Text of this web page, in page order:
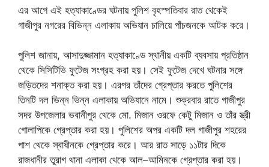
এর আগে এই হত্যাকাণ্ডের ঘটনায় পুলিশ বৃহস্পতিবার রাত থেকেই
গাজীপুর নগরের বিভিন্ন এলাকায় অভিযান চালিয়ে পাঁচজনকে আটক করে।
পুলিশ জানায়, আসাদুজ্জামান হত্যাকাণ্ডে স্থানীয় একটি ব্যবসায় প্রতিষ্ঠান
থেকে সিসিটিভি ফুটেজ সংগ্রহ করা হয়। সেই ফুটেজ দেখে ঘটনার সঙ্গে
জড়িতদের শনাক্ত করা হয়। এরপর তাঁদের গ্রেপ্তার করতে পুলিশের
তিনটি দল ভিন্ন ভিন্ন এলাকায় অভিযানে নামে। শুক্রবার রাতে গাজীপুর
সদর উপজেলার ভবানীপুর থেকে মো. মিজান ওরফে কেটু মিজান ও তাঁর স্ত্রী
গোলাপিকে গ্রেপ্তার করা হয়। পুলিশের অপর একটি দল গাজীপুর শহরের
পাশ থেকে স্বাধীনকে গ্রেপ্তার করে। আর রাত সাড়ে ১১টার দিকে
রাজধানীর তুরাগ থানা এলাকা থেকে আল–আমিনকে গ্রেপ্তার করা হয়।